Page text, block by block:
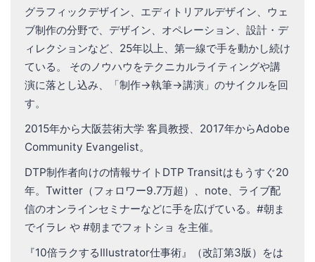
グラフィックデザイン、エディトリアルデザイン、ウェ
ブ制作の分野で、デザイン、オペレーション、設計・デ
ィレクションなど、25年以上、第一線で手を動かし続け
ている。 そのノウハウをテクニカルライティングや講
演に落とし込み、「制作→執筆→講演」のサイクルを回
す。
2015年から大阪芸術大学 客員教授、2017年からAdobe
Community Evangelist。
DTP制作者向けの情報サイトDTP Transitはもうすぐ20
年。Twitter（フォロワー9.7万超）、note、ライブ配
信のオンラインセミナーなどに手を広げている。#朝ま
でイラレ や #朝までフォトショ を主催。
『10倍ラクするIllustrator仕事術』（改訂第3版）をは